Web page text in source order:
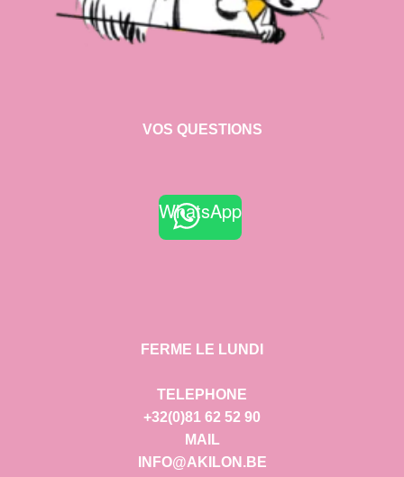
VOS QUESTIONS
WhatsApp
FERME LE LUNDI
TELEPHONE
+32(0)81 62 52 90
MAIL
INFO@AKILON.BE